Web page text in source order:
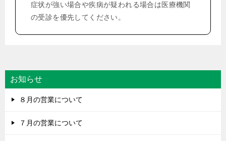
症状が強い場合や疾病が疑われる場合は医療機関
の受診を優先してください。
お知らせ
８月の営業について
７月の営業について